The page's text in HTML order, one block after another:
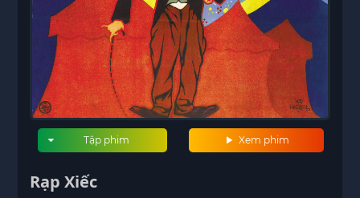
Xem phim
Tập phim
Rạp Xiếc